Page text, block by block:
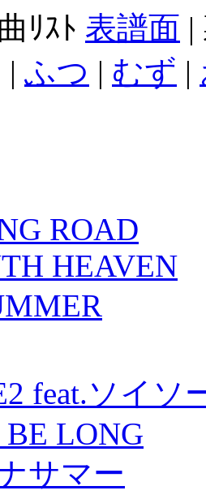
ﾘｽﾄ 表譜面 |
ふつ | むず |
ROAD
HEAVEN
feat.ソイソ
LONG
サマー